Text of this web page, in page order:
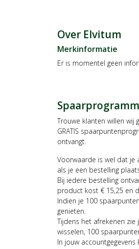
Over Elvitum
Merkinformatie
Er is momentel geen
Trouwe klanten willen wij
GRATIS
ontvangt.
Voorwaarde is wel dat je
als je een bestelling
Bij iedere bestelling
product kost € 15,25 en
Indien je 100
genieten.
Tijdens het afrekenen
wisselen, 100
In jouw